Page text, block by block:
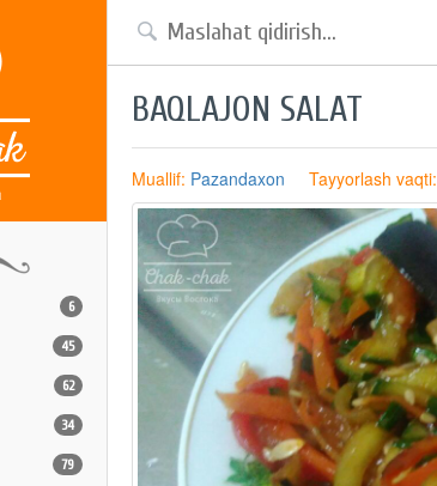
6
45
62
34
79
BAQLAJON SALAT
Muallif: Pazandaxon Tayyorlash vaqti: